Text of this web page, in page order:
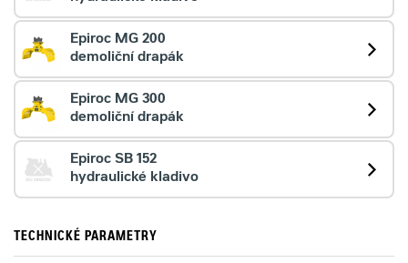
Epiroc MG 200
demoliční drapák
Epiroc MG 300
demoliční drapák
Epiroc SB 152
hydraulické kladivo
TECHNICKÉ PARAMETRY